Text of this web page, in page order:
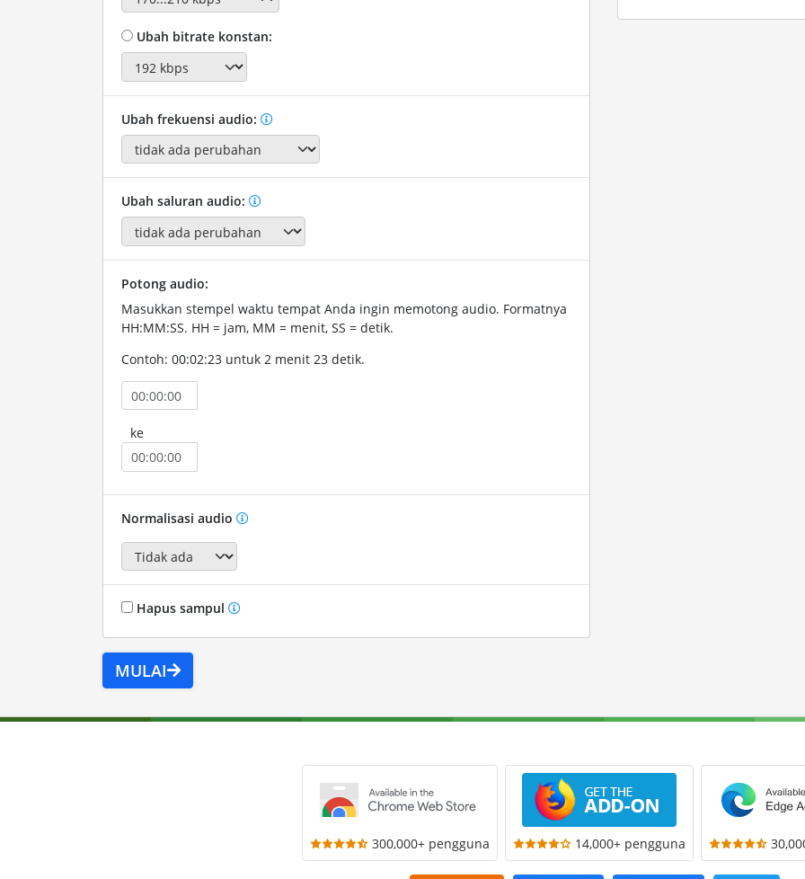
Ubah bitrate konstan:
Ubah frekuensi audio:
Ubah saluran audio:
Potong audio:
Masukkan stempel waktu tempat Anda ingin memotong audio. Formatnya
HH:MM:SS. HH = jam, MM = menit, SS = detik.
Contoh: 00:02:23 untuk 2 menit 23 detik.
ke
Normalisasi audio
Hapus sampul
MULAI
300,000+ pengguna 14,000+ pengguna